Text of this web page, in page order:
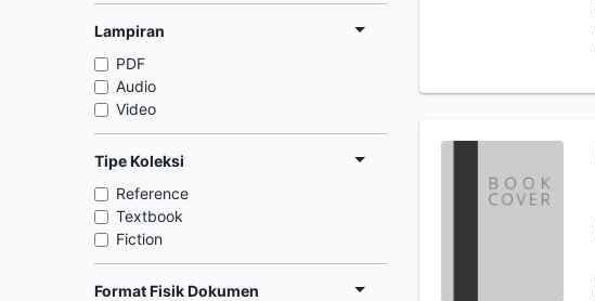
Lampiran
PDF
Audio
Video
Tipe Koleksi
Reference
Textbook
Fiction
Format Fisik Dokumen